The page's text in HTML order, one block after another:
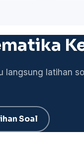
langsung latihan
Soal